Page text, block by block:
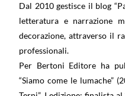
Dal 2010 gestisce il blog
letteratura e narrazione
decorazione, attraverso il
professionali.
Per Bertoni Editore ha
“Siamo come le lumache”